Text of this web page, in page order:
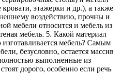
этажерки и др.), а также
воздействию, прочны и
мебели относится и мебель из
мебель. 5. Какой материал
мебель? Самым
безусловно, остается массив
выполненные из
дорого, особенно если речь